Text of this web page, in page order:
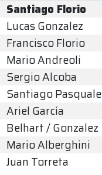
Santiago Florio
Lucas Gonzalez
Francisco Florio
Mario Andreoli
Sergio Alcoba
Santiago Pasquale
Ariel García
Belhart / Gonzalez
Mario Alberghini
Juan Torreta